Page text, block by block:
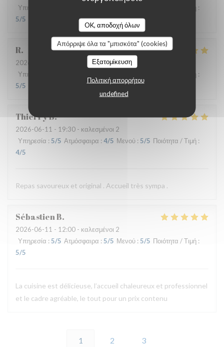
OK, αποδοχή όλων
Απόρριψε όλα τα "μπισκότα" (cookies)
Εξατομίκευση
Πολιτική απορρήτου
undefined
Υπηρεσία
:
5/5
R
2026-06-17
- 13:00 - καλεσμένοι 3
Υπηρεσία
Ποιότητα / Τιμή :
5/5
ThierryB
2026-06-11 - 19:30 - καλεσμένοι 2
Υπηρεσία : 5/5 Ατμόσφαιρα : 4/5 Μενού : 5/5 Ποιότητα / Τιμή :
4/5
Repas savoureux et original . Accueil très sympa .
SébastienB
2026-06-11 - 12:00 - καλεσμένοι 2
Υπηρεσία : 5/5 Ατμόσφαιρα :5/5 Μενού : 5/5 Ποιότητα / Τιμή :
5/5
La cuisine est délicieuse, l’accueil chaleureux et professionnel
et le cadre agréable, le tout pour un prix contenu
1 2 3